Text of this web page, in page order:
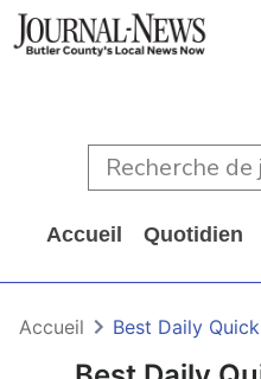
Accueil Quotidien
Accueil Best Daily